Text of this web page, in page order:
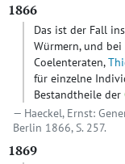
1866
Das ist der Fall
Würmern, und
Coelenteraten,
für einzelne
Bestandtheile der
Haeckel, Ernst:
Berlin 1866, S. 257.
1869